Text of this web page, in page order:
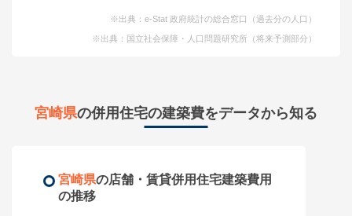
※出典：e-Stat 政府統計の総合窓口（過去分の人口）
※出典：国立社会保障・人口問題研究所（将来予測部分）
宮崎県の併用住宅の建築費をデータから知る
宮崎県の店舗・賃貸併用住宅建築費用
の推移